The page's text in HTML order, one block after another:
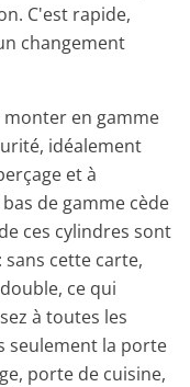
C'est rapide,
changement
en gamme
idéalement
et à
de gamme cède
ces cylindres sont
cette carte,
ce qui
à toutes les
seulement la porte
porte de cuisine,